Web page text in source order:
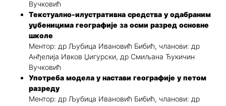
Вучковић
Текстуално-илустративна средства у одабраним
уџбеницима географије за осми разред основне
школе
Ментор: др Љубица Ивановић Бибић, чланови: др
Анђелија Ивков Џигурски, др Смиљана Ђукичин
Вучковић
Употреба модела у настави географије у петом
разреду
Ментор: др Љубица Ивановић Бибић, чланови: др